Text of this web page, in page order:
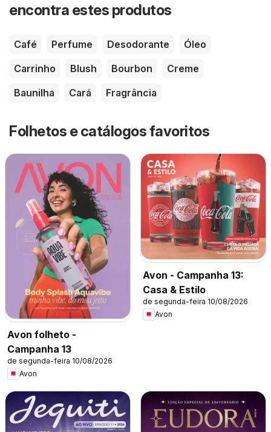
encontra estes produtos
Café Perfume Desodorante
Óleo
Carrinho
Blush Bourbon
Creme
Baunilha
Cará Fragrância
Folhetos e catálogos favoritos
Avon folheto -
Campanha 13
de segunda-feira 10/08/2026
Avon
Avon - Campanha 13:
Casa & Estilo
de segunda-feira 10/08/2026
Avon